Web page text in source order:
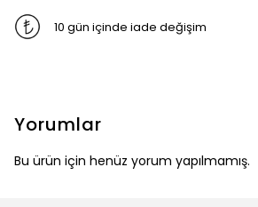
10 gün içinde iade değişim
Yorumlar
Bu ürün için henüz yorum yapılmamış.